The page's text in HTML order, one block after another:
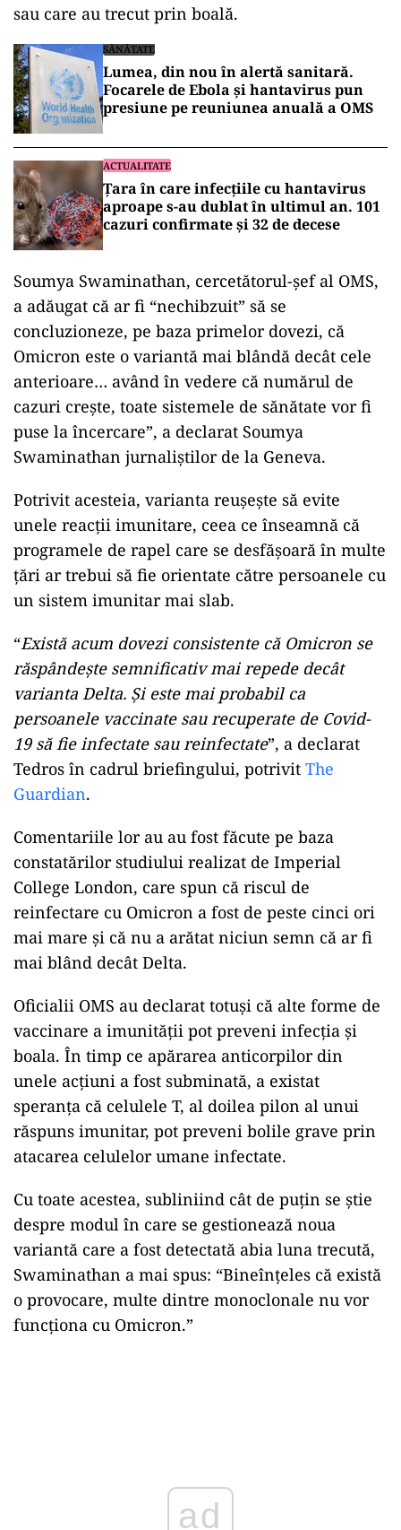
sau care au trecut prin boală.
SĂNĂTATE
Lumea, din nou în alertă sanitară.
Focarele de Ebola și hantavirus pun
presiune pe reuniunea anuală a OMS
ACTUALITATE
Țara în care infecțiile cu hantavirus
aproape s-au dublat în ultimul an. 101
cazuri confirmate și 32 de decese
Soumya Swaminathan, cercetătorul-șef al OMS,
a adăugat că ar fi “nechibzuit” să se
concluzioneze, pe baza primelor dovezi, că
Omicron este o variantă mai blândă decât cele
anterioare… având în vedere că numărul de
cazuri crește, toate sistemele de sănătate vor fi
puse la încercare”, a declarat Soumya
Swaminathan jurnaliștilor de la Geneva.
Potrivit acesteia, varianta reușește să evite
unele reacții imunitare, ceea ce înseamnă că
programele de rapel care se desfășoară în multe
țări ar trebui să fie orientate către persoanele cu
un sistem imunitar mai slab.
“Există acum dovezi consistente că Omicron se
răspândește semnificativ mai repede decât
varianta Delta. Și este mai probabil ca
persoanele vaccinate sau recuperate de Covid-
19 să fie infectate sau reinfectate”, a declarat
Tedros în cadrul briefingului, potrivit The
Guardian.
Comentariile lor au au fost făcute pe baza
constatărilor studiului realizat de Imperial
College London, care spun că riscul de
reinfectare cu Omicron a fost de peste cinci ori
mai mare și că nu a arătat niciun semn că ar fi
mai blând decât Delta.
Oficialii OMS au declarat totuși că alte forme de
vaccinare a imunității pot preveni infecția și
boala. În timp ce apărarea anticorpilor din
unele acțiuni a fost subminată, a existat
speranța că celulele T, al doilea pilon al unui
răspuns imunitar, pot preveni bolile grave prin
atacarea celulelor umane infectate.
Cu toate acestea, subliniind cât de puțin se știe
despre modul în care se gestionează noua
variantă care a fost detectată abia luna trecută,
Swaminathan a mai spus: “Bineînțeles că există
o provocare, multe dintre monoclonale nu vor
funcționa cu Omicron.”
ad